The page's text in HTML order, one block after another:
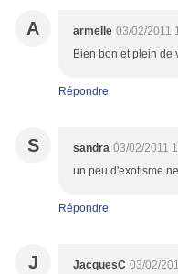
A armelle 03/02/2011
Bien bon et plein de
Répondre
S sandra 03/02/2011
un peu d'exotisme
Répondre
J JacquesC 03/02/